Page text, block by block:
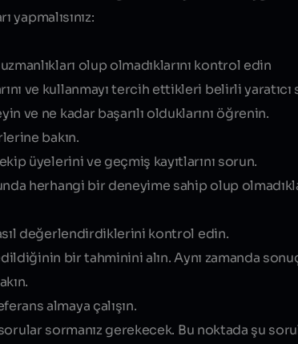
yapmalısınız:
olup olmadıklarını kontrol edin
ve kullanmayı tercih ettikleri belirli
ve ne kadar başarılı olduklarını öğrenin.
bakın.
üyelerini ve geçmiş kayıtlarını sorun.
herhangi bir deneyime sahip olup
değerlendirdiklerini kontrol edin.
bir tahminini alın. Aynı zamanda
almaya çalışın.
sormanız gerekecek. Bu noktada şu